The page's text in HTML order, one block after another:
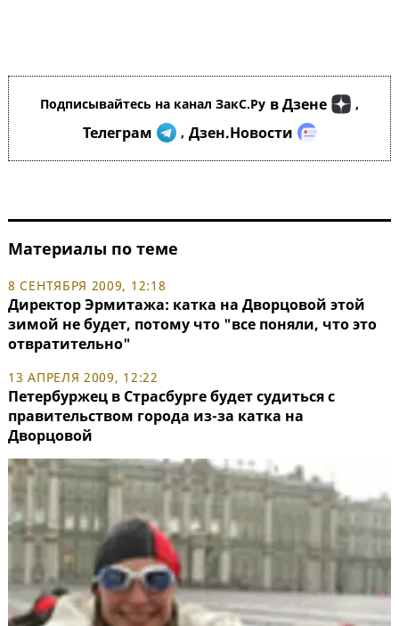
Подписывайтесь на канал ЗакС.Ру в Дзене ,
Телеграм , Дзен.Новости
Материалы по теме
8 СЕНТЯБРЯ 2009, 12:18
Директор Эрмитажа: катка на Дворцовой этой
зимой не будет, потому что "все поняли, что это
отвратительно"
13 АПРЕЛЯ 2009, 12:22
Петербуржец в Страсбурге будет судиться с
правительством города из-за катка на
Дворцовой